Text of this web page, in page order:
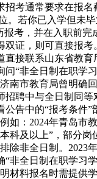
招考通常要求在报
。若你已入学但未
报考，并在入职前
双证，则可直接报考
直接联系山东省教
问“非全日制在职学
南市教育局曾明确
招聘中与全日制同
公告中的“报考条件”
如：2024年青岛市
科及以上”，部分岗
除非全日制。2023
“非全日制在职学习
材料报名时需提供